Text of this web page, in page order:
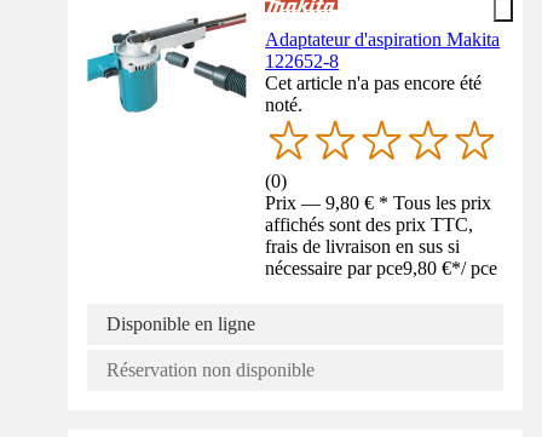
Adaptateur d'aspiration Makita
122652-8
Cet article n'a pas encore été
noté.
(0)
Prix — 9,80 € * Tous les prix
affichés sont des prix TTC,
frais de livraison en sus si
nécessaire par pce9,80 €*/ pce
Disponible en ligne
Réservation non disponible